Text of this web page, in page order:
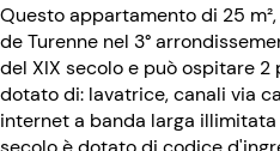
Questo appartamento di 25
de Turenne nel 3°
del XIX secolo e può ospitare
dotato di: lavatrice, canali via
internet a banda larga illimitata con wifi.